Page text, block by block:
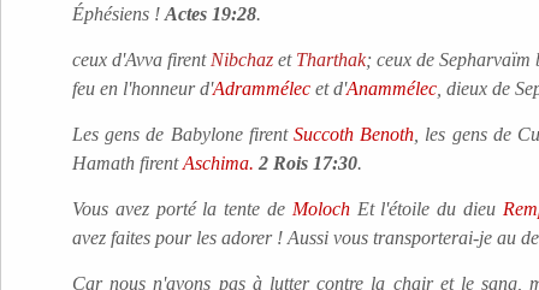
Éphésiens ! Actes 19:28.
ceux d'Avva firentNibchaz et Tharthak; ceux de
feu en l'honneur d'Adrammélec et d'Anammélec , dieux de
Les gens de Babylone firent Succoth Benoth , les gens de
Hamath firentAschima. 2 Rois 17:30.
Vous avez porté la tente de MolochEt l'étoile du dieu
avez faites pour les adorer ! Aussi vous transporterai-je au
Car nous n'avons pas à lutter contre la chair et le sang,